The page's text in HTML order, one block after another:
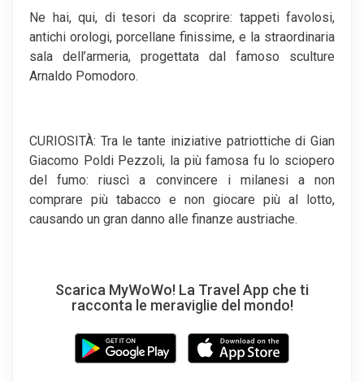
Ne hai, qui, di tesori da scoprire: tappeti favolosi,
antichi orologi, porcellane finissime, e la straordinaria
sala dell’armeria, progettata dal famoso sculture
Arnaldo Pomodoro.
CURIOSITÀ: Tra le tante iniziative patriottiche di Gian
Giacomo Poldi Pezzoli, la più famosa fu lo sciopero
del fumo: riuscì a convincere i milanesi a non
comprare più tabacco e non giocare più al lotto,
causando un gran danno alle finanze austriache.
Scarica MyWoWo! La Travel App che ti
racconta le meraviglie del mondo!